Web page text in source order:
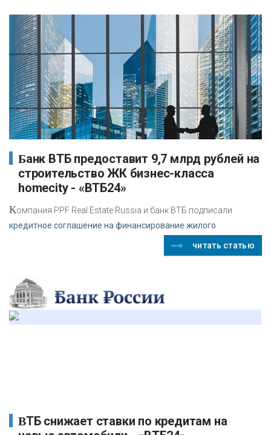
Банк ВТБ предоставит 9,7 млрд рублей на
строительство ЖК бизнес-класса
homecity - «ВТБ24»
Компания PPF Real Estate Russia и банк ВТБ подписали
кредитное соглашение на финансирование жилого
читать статью
ВТБ снижает ставки по кредитам на